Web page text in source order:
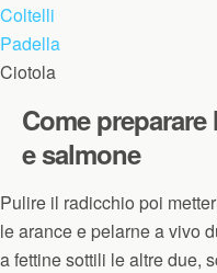
Coltelli
Padella
Ciotola
Come
e salmone
Pulire il radicchio poi
le arance e pelarne a vivo
a fettine sottili le altre due,